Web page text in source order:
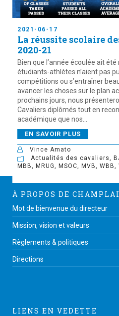
2021-06-17
La réussite scolaire
2020-21
Bien que l’année écoulée ait
étudiants-athlètes n’aient pas
compétitions ou s’entraîner
avancer les choses sur le plan
prochains jours, nous
Cavaliers diplômés tout en
académique que nos...
EN SAVOIR PLUS
Vince Amato
Actualités des cavaliers
MBB
MRUG MSOC MVB WBB
À PROPOS DE
Mot de bienvenue du directeur
Mission, vision et valeurs
Règlements & politiques
Directions
LIENS EN VEDETTE